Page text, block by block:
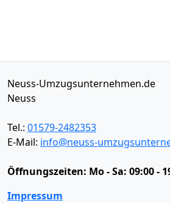
Neuss-Umzugsunternehmen.de
Neuss
Tel.: 01579-2482353
E-Mail: info@neuss-
Öffnungszeiten: Mo - Sa: 09:00 -
Impressum